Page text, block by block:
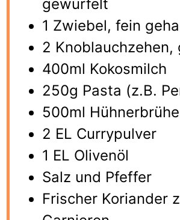
gewürfelt
1 Zwiebel, fein
2 Knoblauchzehen,
400ml Kokosmilch
250g Pasta (z.B.
500ml Hühnerbrühe
2 EL Currypulver
1 EL Olivenöl
Salz und Pfeffer
Frischer Koriander